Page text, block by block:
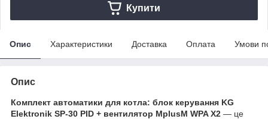
Купити
Опис Характеристики Доставка Оплата Умови
Опис
Комплект автоматики для котла: блок керування KG
Elektronik SP-30 PID + вентилятор MplusM WPA X2 — це